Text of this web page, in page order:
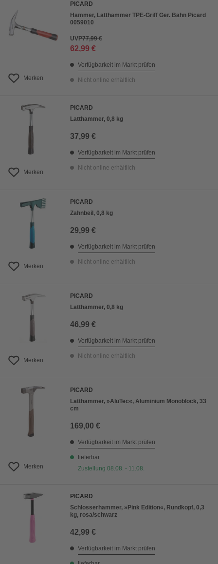
Merken
PICARD
Hammer, Latthammer TPE-Griff Ger. Bahn Picard
0059010
UVP77,99 €
62,99 €
Verfügbarkeit im Markt prüfen
Nicht online erhältlich
Merken
PICARD
Latthammer, 0,8 kg
37,99 €
Verfügbarkeit im Markt prüfen
Nicht online erhältlich
Merken
PICARD
Zahnbeil, 0,8 kg
29,99 €
Verfügbarkeit im Markt prüfen
Nicht online erhältlich
Merken
PICARD
Latthammer, 0,8 kg
46,99 €
Verfügbarkeit im Markt prüfen
Nicht online erhältlich
Merken
PICARD
Latthammer, »AluTec«, Aluminium Monoblock, 33
cm
169,00 €
Verfügbarkeit im Markt prüfen
lieferbar
Zustellung 08.08. - 11.08.
PICARD
Schlosserhammer, »Pink Edition«, Rundkopf, 0,3
kg, rosa/schwarz
42,99 €
Verfügbarkeit im Markt prüfen